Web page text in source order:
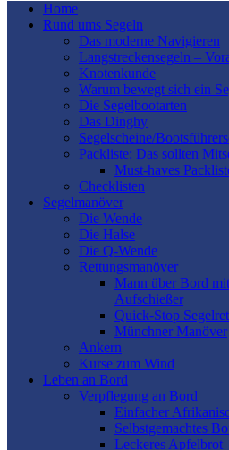
Home
Rund ums Segeln
Das moderne Navigieren
Langstreckensegeln –
Knotenkunde
Warum bewegt sich ein
Die Segelbootarten
Das Dinghy
Segelscheine/
Packliste: Das sollten
Must-haves
Checklisten
Segelmanöver
Die Wende
Die Halse
Die Q-Wende
Rettungsmanöver
Mann über Bord
Aufschießer
Quick-Stop
Münchner Manöver
Ankern
Kurse zum Wind
Leben an Bord
Verpflegung an Bord
Einfacher
Selbstgemachtes
Leckeres Apfelbrot